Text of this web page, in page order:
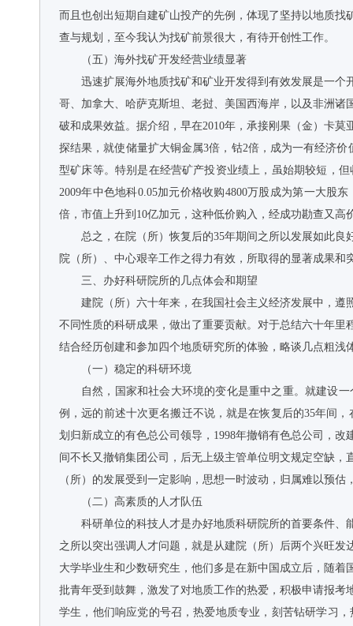
而且也创出短期自建矿山投产的先例，体现了坚持以地质
查与规划，至今我认为找矿前景很大，有待开创性工作。
（五）海外找矿开发经营业绩显著
迅速扩展海外地质找矿和矿业开发得到有效发展是一
哥、加拿大、哈萨克斯坦、老挝、美国西海岸，以及非洲
破和成果效益。据介绍，早在2010年，承接刚果（金）卡
探结果，就使储量扩大铜金属3倍，钴2倍，成为一有经济
型矿床等。特别是在经营矿产投资业绩上，虽始期较短，
2009年中色地科0.05加元价格收购4800万股成为第一大股
倍，市值上升到10亿加元，这种低价购入，经成功勘查又
总之，在院（所）恢复后的35年期间之所以发展如此
院（所）、中心艰辛工作之得力有效，所取得的显著成果
三、办好科研院所的几点体会和期望
建院（所）六十年来，在我国社会主义经济发展中，
不同性质的科研成果，做出了重要贡献。对于总结六十年
结合经历创建和参加四个地质研究所的体验，略谈几点粗
（一）稳定的科研环境
自然，国家和社会大环境的变化是重中之重。就建设
例，远的前述十次更名搬迁不说，就是在恢复后的35年间
划归新成立的有色总公司领导，1998年撤销有色总公司，
间不长又撤销集团公司，后无上级主管单位明文规定空缺
（所）的发展受到一定影响，思想一时波动，归属难以预
（二）高素质的人才队伍
科研单位的科技人才是办好地质科研院所的首要条件
之所以突出强调人才问题，就是从建院（所）后两个兴旺
大学毕业生和少数研究生，他们多是在新中国成立后，随
批青年受到鼓舞，激发了对地质工作的热爱，积极申请报
学生，他们响应党的号召，热爱地质专业，刻苦钻研学习